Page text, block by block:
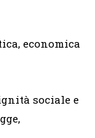
economica
sociale e